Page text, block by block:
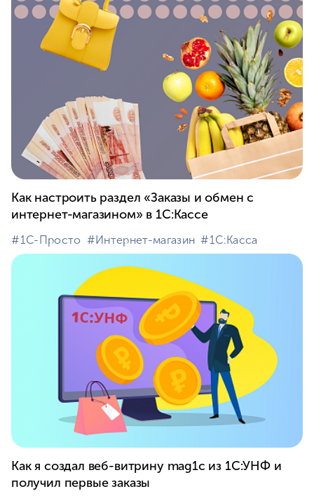
Как настроить раздел «Заказы и обмен с
интернет-магазином» в 1С:Кассе
#⁣1С-Просто #⁣Интернет-магазин #⁣1С:Касса
Как я создал веб-витрину mag1с из 1С:УНФ и
получил первые заказы